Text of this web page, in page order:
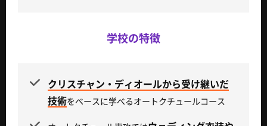
学校の特徴
クリスチャン・ディオールから受け継いだ
技術をベースに学べるオートクチュールコース